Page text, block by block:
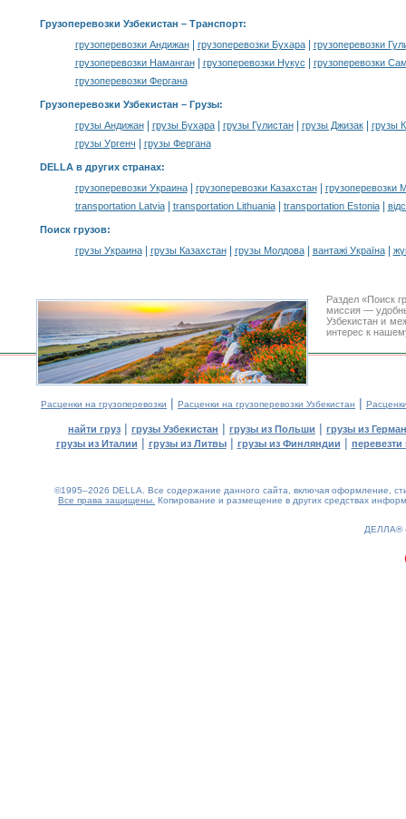
Грузоперевозки Узбекистан – Транспорт:
грузоперевозки Андижан| грузоперевозки Бухара|
грузоперевозки
грузоперевозки Наманган| грузоперевозки Нукус
грузоперевозки
грузоперевозки Фергана
Грузоперевозки Узбекистан – Грузы:
грузы Андижан| грузы Бухара| грузы Гулистан| грузы Джизак|
грузы
грузы Ургенч
грузы Фергана
DELLA в других странах:
грузоперевозки Украина| грузоперевозки Казахстан|
грузоперевозки
transportation Latvia| transportation Lithuania| transportation Estonia|
Поиск грузов:
грузы Украина| грузы Казахстан| грузы Молдова| вантажі Україна|
Раздел «Поиск
миссия —
Узбекистан и
интерес к
Расценки на грузоперевозки | Расценки на грузоперевозки Узбекистан |
найти груз | грузы Узбекистан | грузы из Польши | грузы из
грузы из Италии | грузы из Литвы| грузы из Финляндии | перевезти
©1995–2026 DELLA. Все содержание данного сайта, включая оформление,
Все права защищены. Копирование и размещение в других средствах